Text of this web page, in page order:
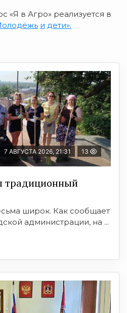
«Я в Агро» реализуется в
и дети».
7 АВГУСТА 2026, 21:31 13
традиционный
широк. Как сообщает
администрации, на ...